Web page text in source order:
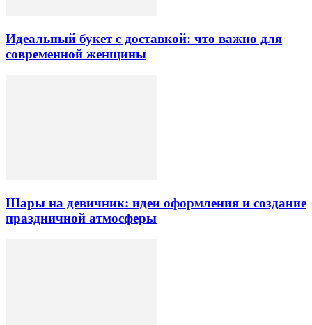
Идеальный букет с доставкой: что важно для
современной женщины
Шары на девичник: идеи оформления и создание
праздничной атмосферы